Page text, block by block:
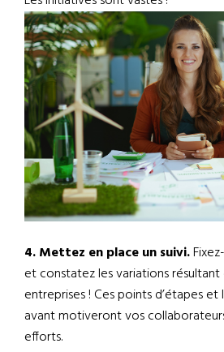
4. Mettez en place un suivi.
et constatez les variations
entreprises ! Ces points d’étapes et
avant motiveront vos
efforts.